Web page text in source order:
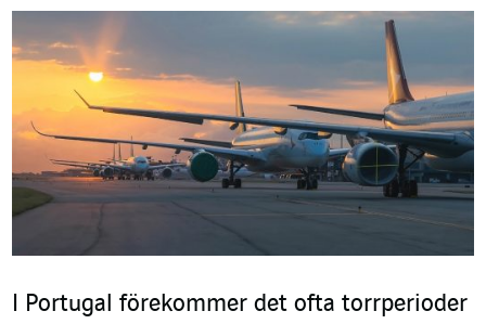
I Portugal förekommer det ofta torrperioder